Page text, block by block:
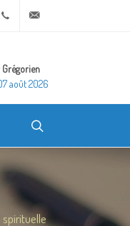
+20 2 25970400
août 2026